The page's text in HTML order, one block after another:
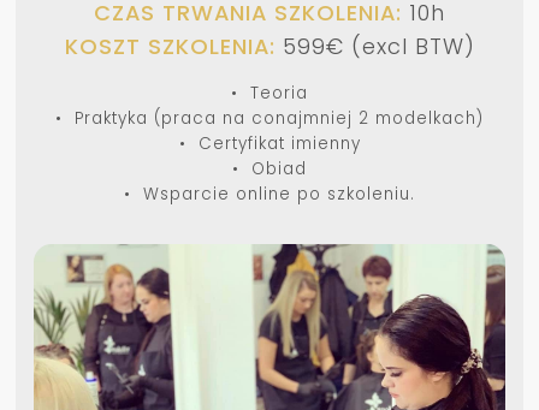
CZAS TRWANIA SZKOLENIA: 10h
KOSZT SZKOLENIA: 599€ (excl BTW)
• Teoria
• Praktyka (praca na conajmniej 2 modelkach)
• Certyfikat imienny
• Obiad
• Wsparcie online po szkoleniu.